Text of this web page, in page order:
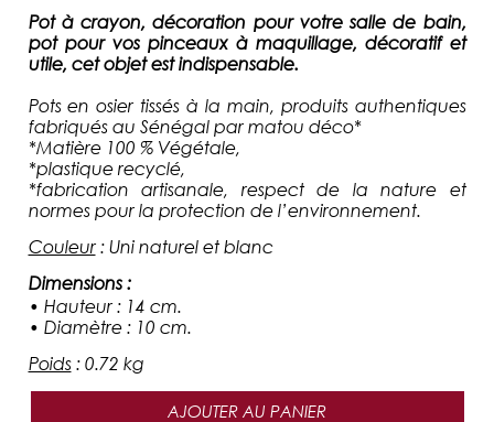
Pot à crayon, décoration pour votre salle de bain,
pot pour vos pinceaux à maquillage, décoratif et
utile, cet objet est indispensable.
Potsen osier tissés à la main, produits authentiques
fabriqués au Sénégal par matou déco*
*Matière 100 % Végétale,
*plastique recyclé,
*fabrication artisanale, respect de la nature et
normes pour la protection de l’environnement.
Couleur: Uni naturel et blanc
Dimensions:
• Hauteur : 14 cm.
• Diamètre : 10 cm.
Poids: 0.72 kg
AJOUTER AU PANIER